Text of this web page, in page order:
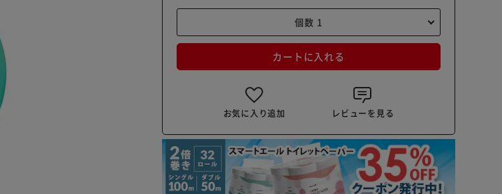
カートに入れる
お気に入り追加 レビューを見る